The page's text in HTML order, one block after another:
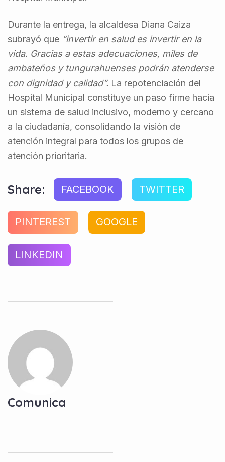
Durante la entrega, la alcaldesa Diana Caiza
subrayó que “invertir en salud es invertir en la
vida. Gracias a estas adecuaciones, miles de
ambateños y tungurahuenses podrán atenderse
con dignidad y calidad”. La repotenciación del
Hospital Municipal constituye un paso firme hacia
un sistema de salud inclusivo, moderno y cercano
a la ciudadanía, consolidando la visión de
atención integral para todos los grupos de
atención prioritaria.
Share: FACEBOOK TWITTER
PINTEREST GOOGLE
LINKEDIN
Comunica